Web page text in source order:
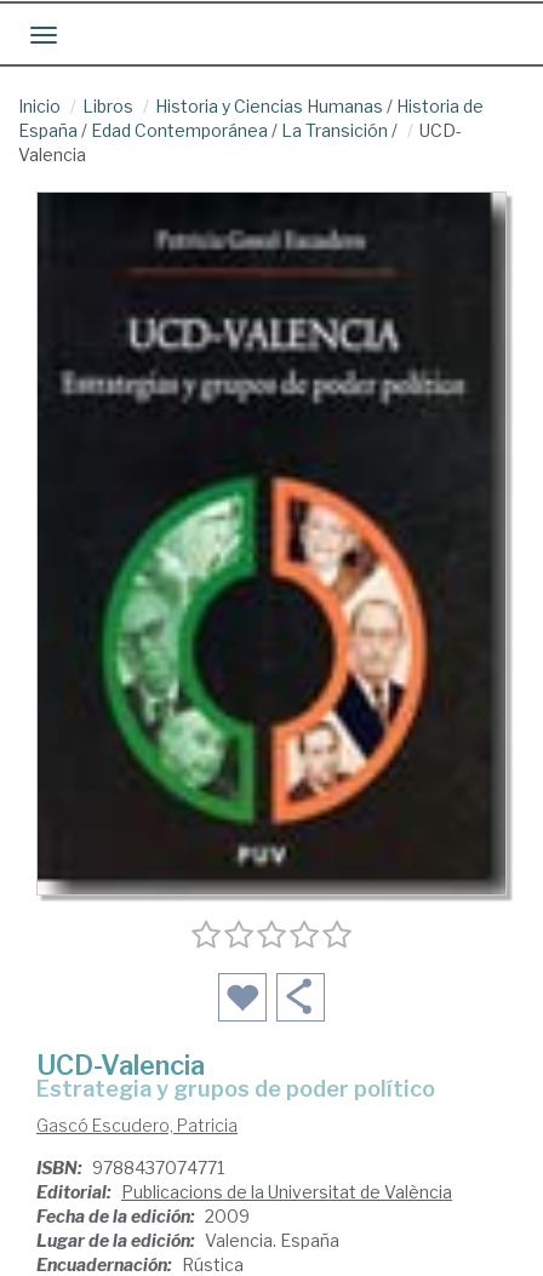
Toggle navigation
Inicio Libros Historia y Ciencias Humanas / Historia de
España / Edad Contemporánea / La Transición /
UCD-
Valencia
UCD-Valencia
estrategia y grupos de poder político
Gascó Escudero, Patricia
ISBN: 9788437074771
Editorial: Publicacions de la Universitat de València
Fecha de la edición: 2009
Lugar de la edición: Valencia. España
Encuadernación: Rústica